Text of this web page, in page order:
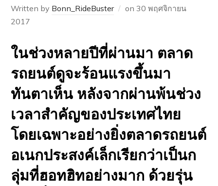
Written by Bonn_RideBuster on30 พฤศจิกายน
2017
ในช่วงหลายปีที่ผ่านมา ตลาด
รถยนต์ดูจะร้อนแรงขึ้นมา
ทันตาเห็น หลังจากผ่านพ้นช่วง
เวลาสำคัญของประเทศไทย
โดยเฉพาะอย่างยิ่งตลาดรถยนต์
อเนกประสงค์เล็กเรียกว่าเป็นก
ลุ่มที่ฮอทฮิทอย่างมาก ด้วยรุ่น